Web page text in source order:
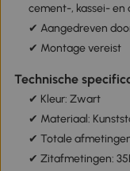
cement-, kassei- en
✔ Aangedreven
✔ Montage vereist
Technische
✔ Kleur: Zwart
✔ Materiaal:
✔ Totale
✔ Zitafmetingen: